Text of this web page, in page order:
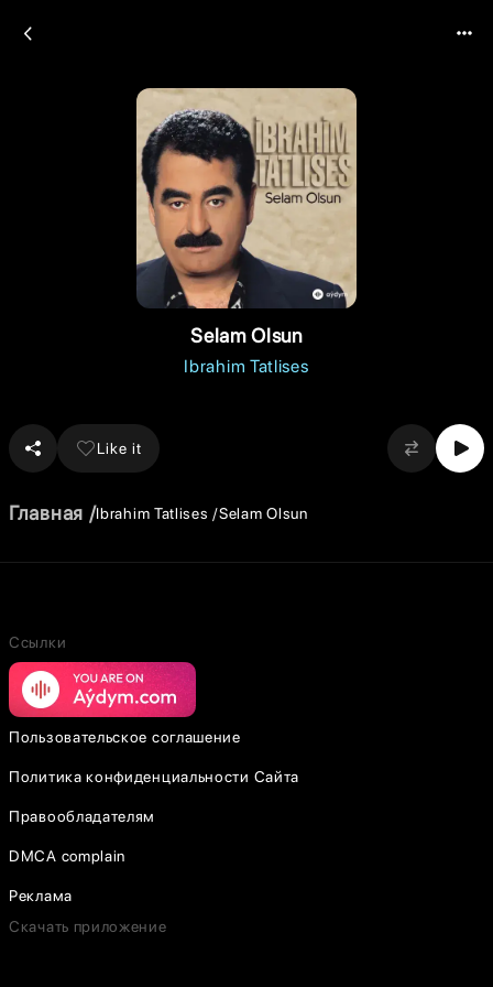
Selam Olsun
Ibrahim Tatlises
Like it
Главная Ibrahim Tatlises Selam Olsun
Ссылки
Пользовательское соглашение
Политика конфиденциальности Сайта
Правообладателям
DMCA complain
Реклама
Скачать приложение